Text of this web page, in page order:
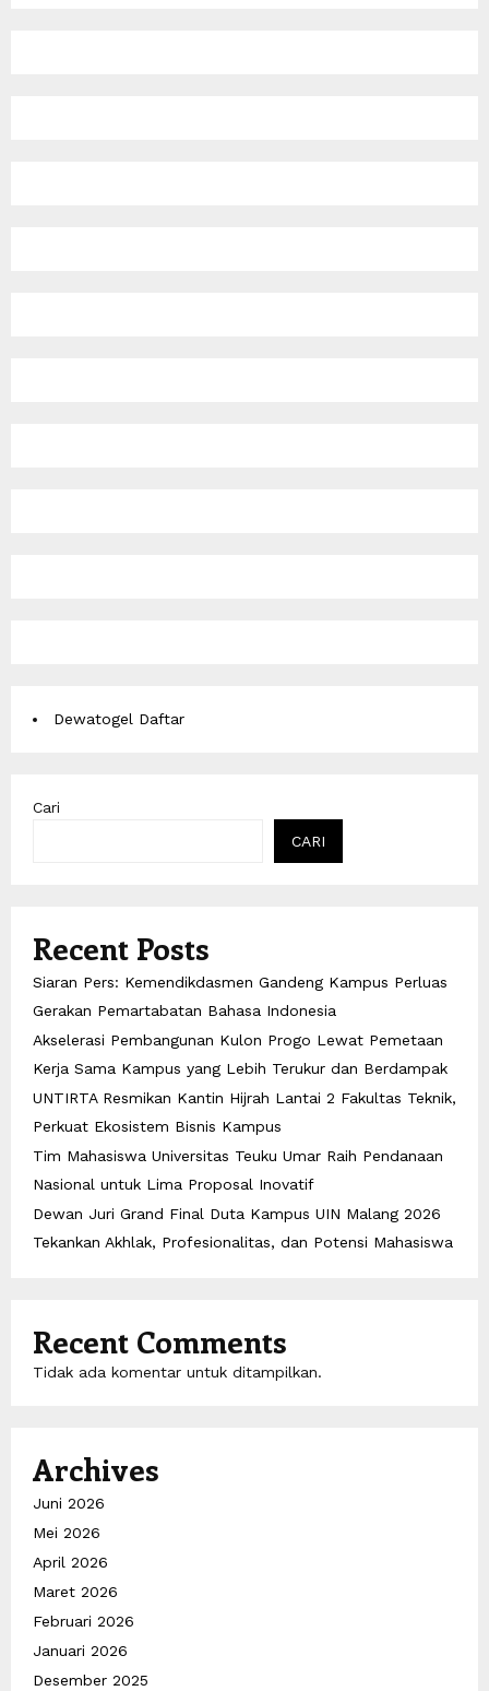
Dewatogel Daftar
Cari
CARI
Recent Posts
Siaran Pers: Kemendikdasmen Gandeng Kampus Perluas
Gerakan Pemartabatan Bahasa Indonesia
Akselerasi Pembangunan Kulon Progo Lewat Pemetaan
Kerja Sama Kampus yang Lebih Terukur dan Berdampak
UNTIRTA Resmikan Kantin Hijrah Lantai 2 Fakultas Teknik,
Perkuat Ekosistem Bisnis Kampus
Tim Mahasiswa Universitas Teuku Umar Raih Pendanaan
Nasional untuk Lima Proposal Inovatif
Dewan Juri Grand Final Duta Kampus UIN Malang 2026
Tekankan Akhlak, Profesionalitas, dan Potensi Mahasiswa
Recent Comments
Tidak ada komentar untuk ditampilkan.
Archives
Juni 2026
Mei 2026
April 2026
Maret 2026
Februari 2026
Januari 2026
Desember 2025